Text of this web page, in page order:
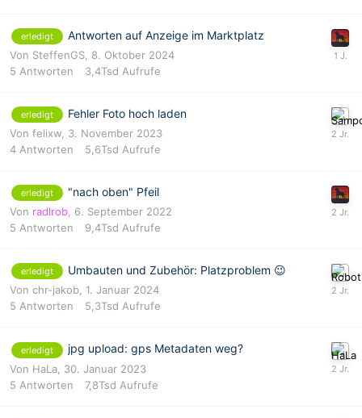
erledigt Antworten auf Anzeige im Marktplatz
Von SteffenGS 8. Oktober 2024
5 Antworten 3,4Tsd Aufrufe
erledigt Fehler Foto hoch laden
Von felixw 3. November 2023
4 Antworten 5,6Tsd Aufrufe
erledigt "nach oben" Pfeil
Von radlrob 6. September 2022
5 Antworten 9,4Tsd Aufrufe
erledigt Umbauten und Zubehör: Platzproblem 😉
Von chr-jakob, 1. Januar 2024
5 Antworten 5,3Tsd Aufrufe
erledigt jpg upload: gps Metadaten weg?
Von HaLa 30. Januar 2023
5 Antworten 7,8Tsd Aufrufe